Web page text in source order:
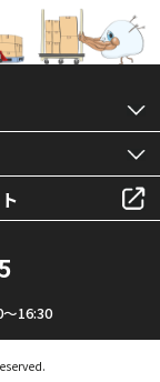
16:30